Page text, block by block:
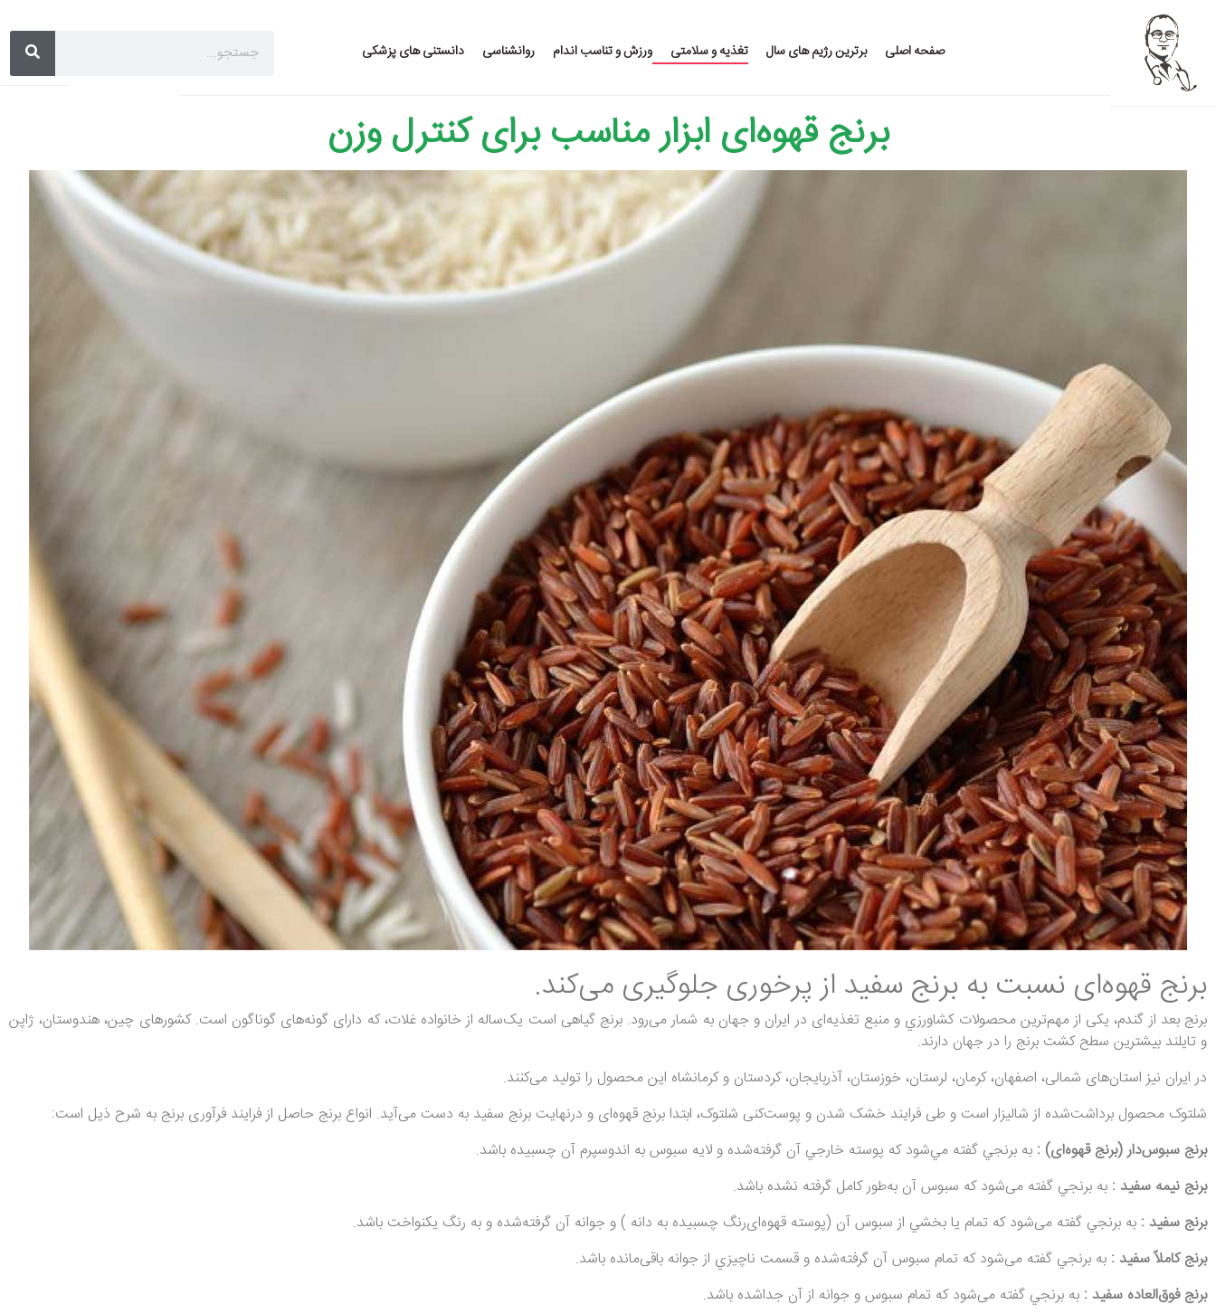
صفحه اصلی برترین رژیم های سال تغذیه و سلامتی ورزش و تناسب اندام روانشناسی دانستنی های پزشکی
برنج قهوه‌ای ابزار مناسب برای کنترل وزن
برنج قهوه‌ای نسبت به برنج سفید از پرخوری جلوگیری می‌کند.
برنج بعد از گندم، یکی از مهم‌ترین محصولات کشاورزي و منبع تغذیه‌ای در ایران و جهان به‌ شمار می‌رود. برنج گیاهی است یک‌ساله از خانواده غلات، که دارای گونه‌های گوناگون است. کشورهای چین، هندوستان، ژاپن
و تایلند بیشترین سطح کشت برنج را در جهان دارند.
در ایران نیز استان‌های شمالی، اصفهان، کرمان، لرستان، خوزستان، آذربایجان، کردستان و کرمانشاه این محصول را تولید می‌کنند.
شلتوک محصول برداشت‌شده از شالیزار است و طی فرایند خشک شدن و پوست‌کنی شلتوک، ابتدا برنج قهوه‌ای و درنهایت برنج سفید به دست می‌آید. انواع برنج حاصل از فرایند فرآوری برنج به شرح ذیل است:
برنج سبوس‌دار (برنج قهوه‌ای) : به برنجي گفته مي‌شود كه پوسته خارجي آن گرفته‌شده و لايه سبوس به اندوسپرم آن چسبيده باشد.
برنج نيمه سفيد : به برنجي گفته می‌شود كه سبوس آن به‌طور كامل گرفته نشده باشد.
برنج سفيد : به برنجي گفته می‌شود كه تمام يا بخشي از سبوس آن (پوسته قهوه‌ای‌رنگ چسبيده به دانه ) و جوانه آن گرفته‌شده و به رنگ يكنواخت باشد.
برنج كاملاً سفيد : به برنجي گفته می‌شود كه تمام سبوس آن گرفته‌شده و قسمت ناچيزي از جوانه باقی‌مانده باشد.
برنج فوق‌العاده سفيد : به برنجي گفته می‌شود كه تمام سبوس و جوانه از آن جداشده باشد.